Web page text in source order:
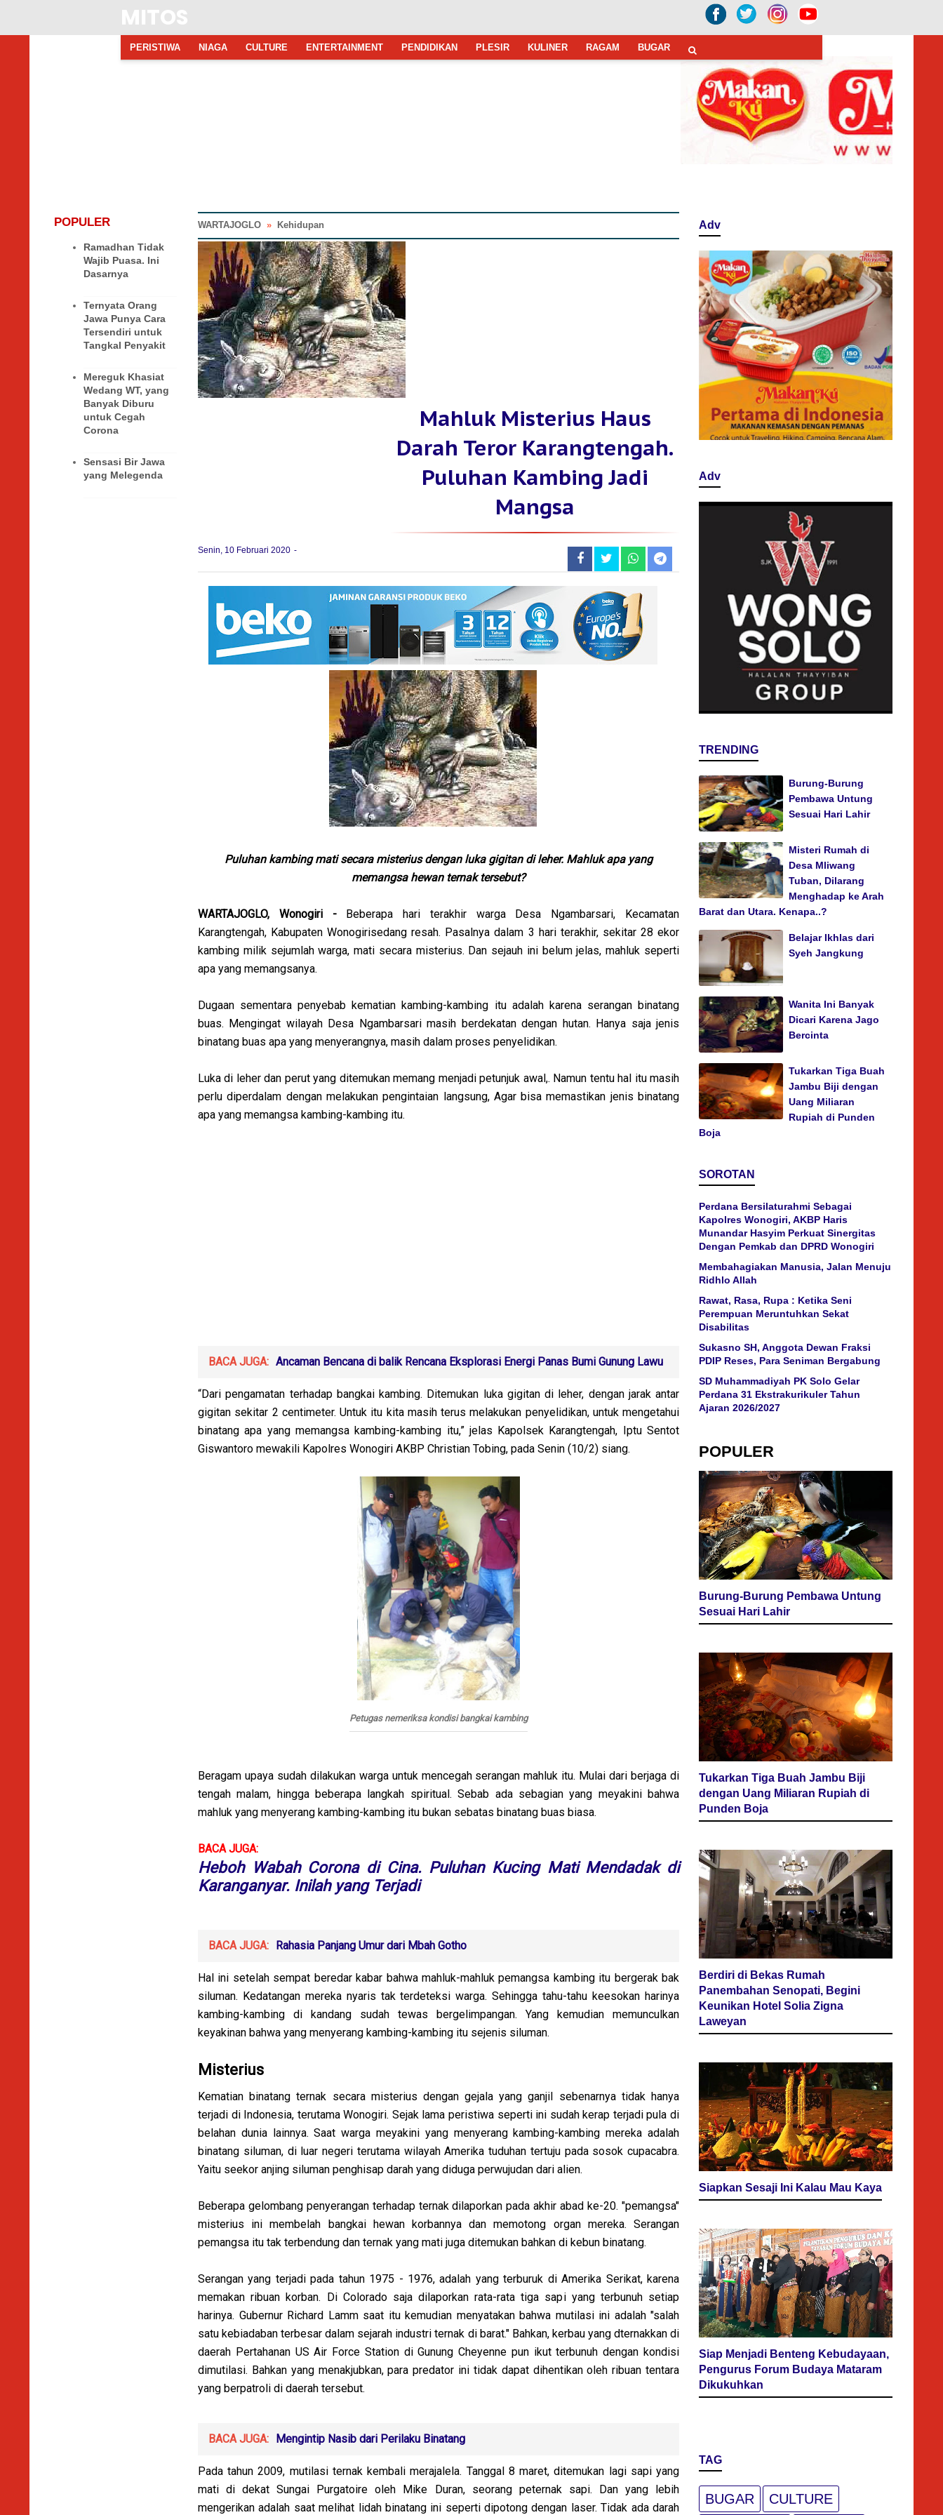
MITOS
PERISTIWA NIAGA CULTURE ENTERTAINMENT PENDIDIKAN PLESIR KULINER RAGAM BUGAR
POPULER
Ramadhan Tidak
Wajib Puasa. Ini
Dasarnya
Ternyata Orang
Jawa Punya Cara
Tersendiri untuk
Tangkal Penyakit
Mereguk Khasiat
Wedang WT, yang
Banyak Diburu
untuk Cegah
Corona
Sensasi Bir Jawa
yang Melegenda
WARTAJOGLO » Kehidupan
Mahluk Misterius Haus
Darah Teror Karangtengah.
Puluhan Kambing Jadi
Mangsa
Senin, 10 Februari 2020
Puluhan kambing mati secara misterius dengan luka gigitan di leher. Mahluk apa yang
memangsa hewan ternak tersebut?
WARTAJOGLO, Wonogiri -Beberapa hari terakhir warga Desa Ngambarsari, Kecamatan
Karangtengah, Kabupaten Wonogirisedang resah. Pasalnya dalam 3 hari terakhir, sekitar 28 ekor
kambing milik sejumlah warga, mati secara misterius. Dan sejauh ini belum jelas, mahluk seperti
apa yang memangsanya.
Dugaan sementara penyebab kematian kambing-kambing itu adalah karena serangan binatang
buas. Mengingat wilayah Desa Ngambarsari masih berdekatan dengan hutan. Hanya saja jenis
binatang buas apa yang menyerangnya, masih dalam proses penyelidikan.
Luka di leher dan perut yang ditemukan memang menjadi petunjuk awal,. Namun tentu hal itu masih
perlu diperdalam dengan melakukan pengintaian langsung, Agar bisa memastikan jenis binatang
apa yang memangsa kambing-kambing itu.
BACA JUGA: Ancaman Bencana di balik Rencana Eksplorasi Energi Panas Bumi Gunung Lawu
“Dari pengamatan terhadap bangkai kambing. Ditemukan luka gigitan di leher, dengan jarak antar
gigitan sekitar 2 centimeter. Untuk itu kita masih terus melakukan penyelidikan, untuk mengetahui
binatang apa yang memangsa kambing-kambing itu,” jelas Kapolsek Karangtengah, Iptu Sentot
Giswantoro mewakili Kapolres Wonogiri AKBP Christian Tobing, pada Senin (10/2) siang.
Petugas nemeriksa kondisi bangkai kambing
Beragam upaya sudah dilakukan warga untuk mencegah serangan mahluk itu. Mulai dari berjaga di
tengah malam, hingga beberapa langkah spiritual. Sebab ada sebagian yang meyakini bahwa
mahluk yang menyerang kambing-kambing itu bukan sebatas binatang buas biasa.
BACA JUGA:
Heboh Wabah Corona di Cina. Puluhan Kucing Mati Mendadak di
Karanganyar. Inilah yang Terjadi
BACA JUGA: Rahasia Panjang Umur dari Mbah Gotho
Hal ini setelah sempat beredar kabar bahwa mahluk-mahluk pemangsa kambing itu bergerak bak
siluman. Kedatangan mereka nyaris tak terdeteksi warga. Sehingga tahu-tahu keesokan harinya
kambing-kambing di kandang sudah tewas bergelimpangan. Yang kemudian memunculkan
keyakinan bahwa yang menyerang kambing-kambing itu sejenis siluman.
Misterius
Kematian binatang ternak secara misterius dengan gejala yang ganjil sebenarnya tidak hanya
terjadi di Indonesia, terutama Wonogiri. Sejak lama peristiwa seperti ini sudah kerap terjadi pula di
belahan dunia lainnya. Saat warga meyakini yang menyerang kambing-kambing mereka adalah
binatang siluman, di luar negeri terutama wilayah Amerika tuduhan tertuju pada sosok cupacabra.
Yaitu seekor anjing siluman penghisap darah yang diduga perwujudan dari alien.
Beberapa gelombang penyerangan terhadap ternak dilaporkan pada akhir abad ke-20. "pemangsa"
misterius ini membelah bangkai hewan korbannya dan memotong organ mereka. Serangan
pemangsa itu tak terbendung dan ternak yang mati juga ditemukan bahkan di kebun binatang.
Serangan yang terjadi pada tahun 1975 - 1976, adalah yang terburuk di Amerika Serikat, karena
memakan ribuan korban. Di Colorado saja dilaporkan rata-rata tiga sapi yang terbunuh setiap
harinya. Gubernur Richard Lamm saat itu kemudian menyatakan bahwa mutilasi ini adalah "salah
satu kebiadaban terbesar dalam sejarah industri ternak di barat." Bahkan, kerbau yang dternakkan di
daerah Pertahanan US Air Force Station di Gunung Cheyenne pun ikut terbunuh dengan kondisi
dimutilasi. Bahkan yang menakjubkan, para predator ini tidak dapat dihentikan oleh ribuan tentara
yang berpatroli di daerah tersebut.
BACA JUGA: Mengintip Nasib dari Perilaku Binatang
Pada tahun 2009, mutilasi ternak kembali merajalela. Tanggal 8 maret, ditemukan lagi sapi yang
mati di dekat Sungai Purgatoire oleh Mike Duran, seorang peternak sapi. Dan yang lebih
mengerikan adalah saat melihat lidah binatang ini seperti dipotong dengan laser. Tidak ada darah
Adv
Adv
TRENDING
Burung-Burung
Pembawa Untung
Sesuai Hari Lahir
Misteri Rumah di
Desa Mliwang
Tuban, Dilarang
Menghadap ke Arah
Barat dan Utara. Kenapa..?
Belajar Ikhlas dari
Syeh Jangkung
Wanita Ini Banyak
Dicari Karena Jago
Bercinta
Tukarkan Tiga Buah
Jambu Biji dengan
Uang Miliaran
Rupiah di Punden
Boja
SOROTAN
Perdana Bersilaturahmi Sebagai
Kapolres Wonogiri, AKBP Haris
Munandar Hasyim Perkuat Sinergitas
Dengan Pemkab dan DPRD Wonogiri
Membahagiakan Manusia, Jalan Menuju
Ridhlo Allah
Rawat, Rasa, Rupa : Ketika Seni
Perempuan Meruntuhkan Sekat
Disabilitas
Sukasno SH, Anggota Dewan Fraksi
PDIP Reses, Para Seniman Bergabung
SD Muhammadiyah PK Solo Gelar
Perdana 31 Ekstrakurikuler Tahun
Ajaran 2026/2027
POPULER
Burung-Burung Pembawa Untung
Sesuai Hari Lahir
Tukarkan Tiga Buah Jambu Biji
dengan Uang Miliaran Rupiah di
Punden Boja
Berdiri di Bekas Rumah
Panembahan Senopati, Begini
Keunikan Hotel Solia Zigna
Laweyan
Siapkan Sesaji Ini Kalau Mau Kaya
Siap Menjadi Benteng Kebudayaan,
Pengurus Forum Budaya Mataram
Dikukuhkan
TAG
BUGAR CULTURE